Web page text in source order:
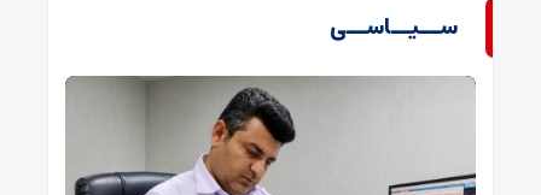
ســیــاســی